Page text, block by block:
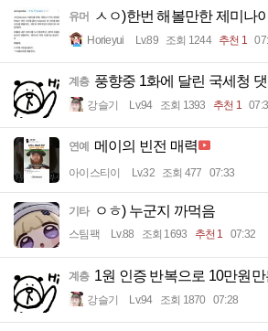
유머 ㅅㅇ)한번 해볼만한 제미나
Horieyui Lv.89 조회 1244 추천 1
계층 풍향중 1화에 달린 국세청
강슬기 Lv.94 조회 1393 추천 1
연예 메이의 빈전 매력
아이스티이 Lv.32 조회 477 07:33
기타 ㅇㅎ) 누군지 까먹음
스팀팩 Lv.88 조회 1693 추천 1 07:32
계층 1원 인증 반복으로 10만원
강슬기 Lv.94 조회 1870 07:28